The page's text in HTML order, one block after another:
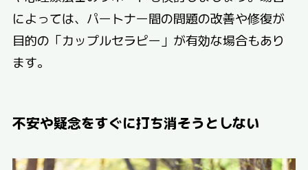
によっては、パートナー間の問題の改善や修復が
目的の「カップルセラピー」が有効な場合もあり
ます。
不安や疑念をすぐに打ち消そうとしない